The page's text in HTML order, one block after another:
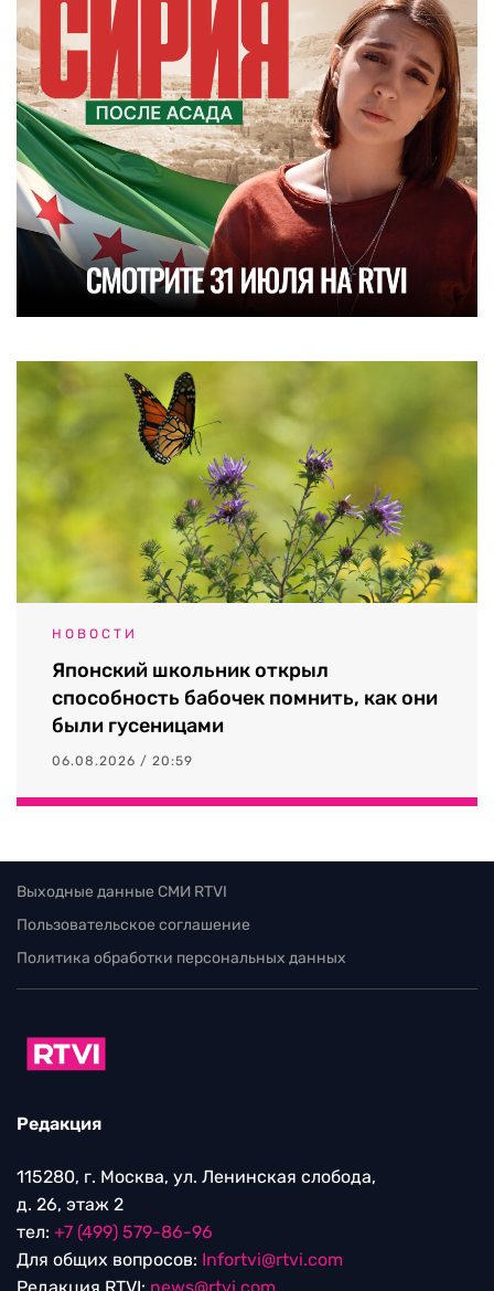
НОВОСТИ
Японский школьник открыл
способность бабочек помнить, как они
были гусеницами
06.08.2026 / 20:59
Выходные данные СМИ RTVI
Пользовательское соглашение
Политика обработки персональных данных
Редакция
115280, г. Москва, ул. Ленинская слобода,
д. 26, этаж 2
тел: +7 (499) 579-86-96
Для общих вопросов: Infortvi@rtvi.com